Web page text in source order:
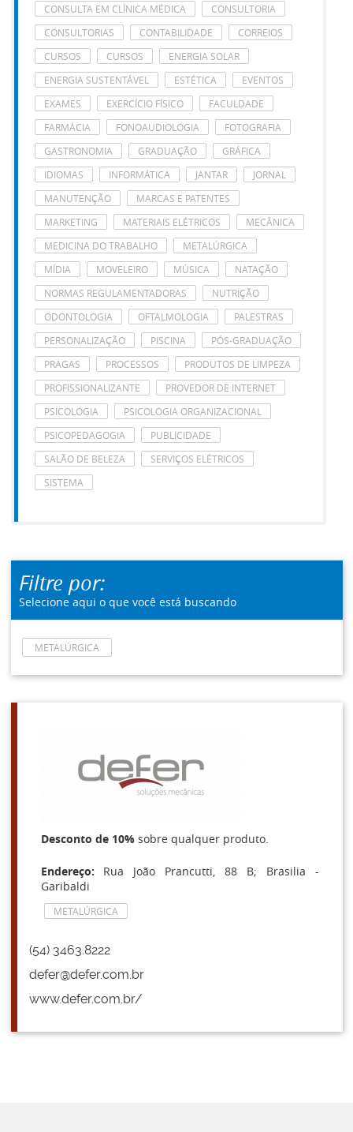
CONSULTA EM CLÍNICA MÉDICA
CONSULTORIA
CONSULTORIAS
CONTABILIDADE
CORREIOS
CURSOS
CURSOS
ENERGIA SOLAR
ENERGIA SUSTENTÁVEL
ESTÉTICA
EVENTOS
EXAMES
EXERCÍCIO FÍSICO
FACULDADE
FARMÁCIA
FONOAUDIOLOGIA
FOTOGRAFIA
GASTRONOMIA
GRADUAÇÃO
GRÁFICA
IDIOMAS
INFORMÁTICA JANTAR
JORNAL
MANUTENÇÃO
MARCAS E PATENTES
MARKETING
MATERIAIS ELÉTRICOS
MECÂNICA
MEDICINA DO TRABALHO
METALÚRGICA
MÍDIA
MOVELEIRO MÚSICA
NATAÇÃO
NORMAS REGULAMENTADORAS
NUTRIÇÃO
ODONTOLOGIA
OFTALMOLOGIA
PALESTRAS
PERSONALIZAÇÃO
PISCINA
PÓS-GRADUAÇÃO
PRAGAS
PROCESSOS
PRODUTOS DE LIMPEZA
PROFISSIONALIZANTE
PROVEDOR DE INTERNET
PSICOLOGIA
PSICOLOGIA ORGANIZACIONAL
PSICOPEDAGOGIA
PUBLICIDADE
SALÃO DE BELEZA
SERVIÇOS ELÉTRICOS
SISTEMA
Filtre por:
Selecione aqui o que você está buscando
METALÚRGICA
Desconto de 10% sobre qualquer produto.
Endereço: Rua João Prancutti, 88 B; Brasilia -
Garibaldi
METALÚRGICA
(54) 3463.8222
defer@defer.com.br
www.defer.com.br/